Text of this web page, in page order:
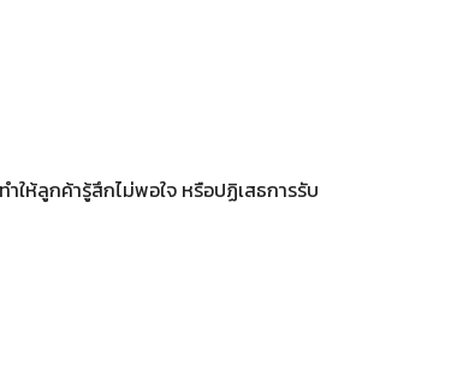
ให้ลูกค้ารู้สึกไม่พอใจ หรือปฏิเสธการรับ